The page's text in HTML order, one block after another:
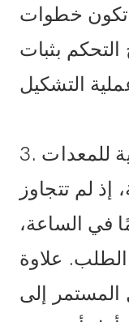
تكون خطوات
بثبات
3. كانت الطاقة الإنتاجية للمعدات
إذ لم تتجاوز
كيلوغرامًا في الساعة،
الطلب. علاوة
المستمر إلى